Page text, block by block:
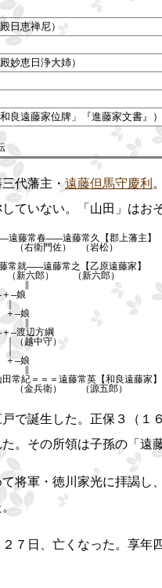
日恵禅尼）
妙恵日浄大姉）
良遠藤家位牌」『進藤家文書』）
代藩主・遠藤但馬守慶利
ていない。「山田」はお
―――遠藤常久【郡上藩主】
衛門佐） （岩松）
遠藤常之【乙原遠藤家】
六郎） （新六郎）
∥
娘
方綱
中守）
藤常英【和良遠藤家】
源五郎）
で誕生した。正保３（１
。その所領は子孫の「遠
将軍・徳川家光に拝謁し
。
７日、亡くなった。享年